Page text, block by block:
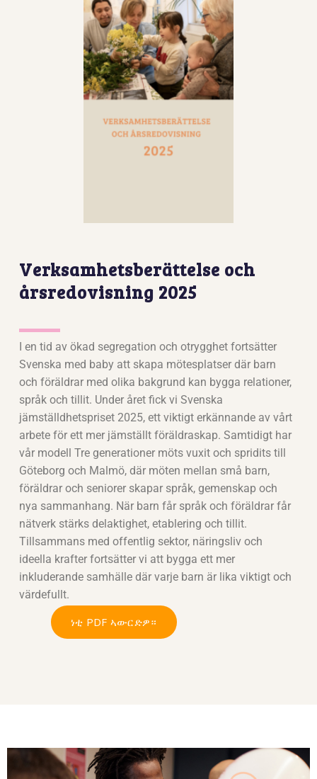
Verksamhetsberättelse och
årsredovisning 2025
I en tid av ökad segregation och otrygghet fortsätter
Svenska med baby att skapa mötesplatser där barn
och föräldrar med olika bakgrund kan bygga relationer,
språk och tillit. Under året fick vi Svenska
jämställdhetspriset 2025, ett viktigt erkännande av vårt
arbete för ett mer jämställt föräldraskap. Samtidigt har
vår modell Tre generationer möts vuxit och spridits till
Göteborg och Malmö, där möten mellan små barn,
föräldrar och seniorer skapar språk, gemenskap och
nya sammanhang. När barn får språk och föräldrar får
nätverk stärks delaktighet, etablering och tillit.
Tillsammans med offentlig sektor, näringsliv och
ideella krafter fortsätter vi att bygga ett mer
inkluderande samhälle där varje barn är lika viktigt och
värdefullt.
ነቲ PDF ኣውርድዎ።